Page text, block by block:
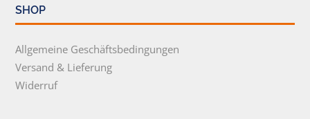
SHOP
Allgemeine Geschäftsbedingungen
Versand & Lieferung
Widerruf